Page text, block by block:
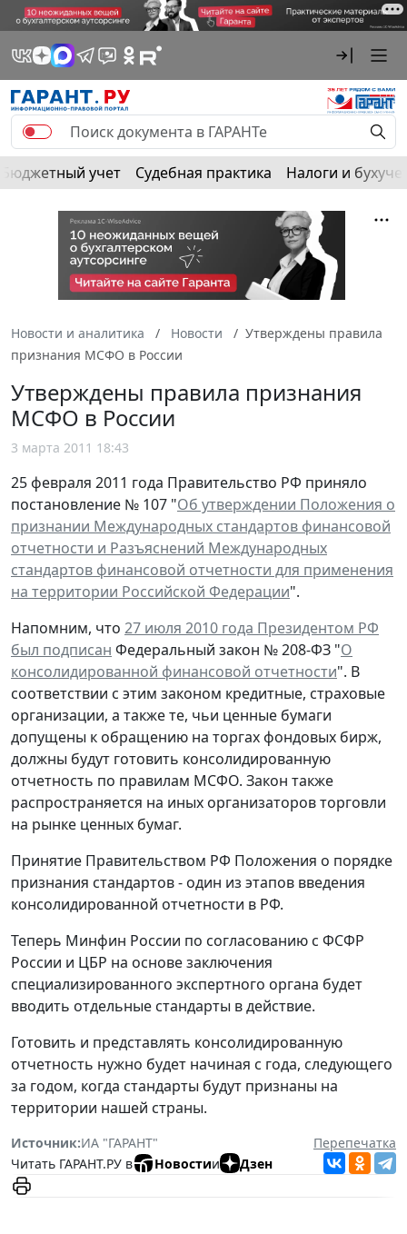
Бюджетный учет Судебная практика Налоги и
Новости и аналитика Новости
Утверждены правила
признания МСФО в России
Утверждены правила признания
МСФО в России
3 марта 2011 18:43
25 февраля 2011 года Правительство РФ приняло
постановление № 107 "Об утверждении Положения о
признании Международных стандартов финансовой
отчетности и Разъяснений Международных
стандартов финансовой отчетности для применения
на территории Российской Федерации".
Напомним, что 27 июля 2010 года Президентом РФ
был подписан Федеральный закон № 208-ФЗ "О
консолидированной финансовой отчетности". В
соответствии с этим законом кредитные, страховые
организации, а также те, чьи ценные бумаги
допущены к обращению на торгах фондовых бирж,
должны будут готовить консолидированную
отчетность по правилам МСФО. Закон также
распространяется на иных организаторов торговли
на рынке ценных бумаг.
Принятие Правительством РФ Положения о порядке
признания стандартов - один из этапов введения
консолидированной отчетности в РФ.
Теперь Минфин России по согласованию с ФСФР
России и ЦБР на основе заключения
специализированного экспертного органа будет
вводить отдельные стандарты в действие.
Готовить и представлять консолидированную
отчетность нужно будет начиная с года, следующего
за годом, когда стандарты будут признаны на
территории нашей страны.
Источник:ИА "ГАРАНТ"
Перепечатка
Читать ГАРАНТ.РУ в
Новостии Дзен